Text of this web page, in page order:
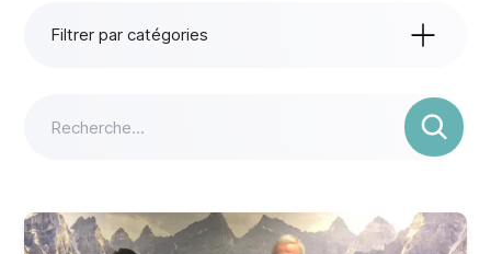
2026
2024
2022
Filtrer par catégories
Actualités
Impact de vos dons